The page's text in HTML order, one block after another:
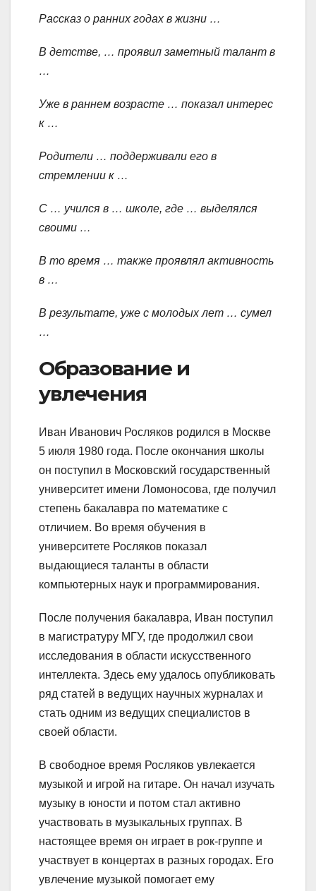
Рассказ о ранних годах в жизни …
В детстве, … проявил заметный талант в
…
Уже в раннем возрасте … показал интерес
к …
Родители … поддерживали его в
стремлении к …
С … учился в … школе, где … выделялся
своими …
В то время … также проявлял активность
в …
В результате, уже с молодых лет … сумел
…
Образование и
увлечения
Иван Иванович Росляков родился в Москве
5 июля 1980 года. После окончания школы
он поступил в Московский государственный
университет имени Ломоносова, где получил
степень бакалавра по математике с
отличием. Во время обучения в
университете Росляков показал
выдающиеся таланты в области
компьютерных наук и программирования.
После получения бакалавра, Иван поступил
в магистратуру МГУ, где продолжил свои
исследования в области искусственного
интеллекта. Здесь ему удалось опубликовать
ряд статей в ведущих научных журналах и
стать одним из ведущих специалистов в
своей области.
В свободное время Росляков увлекается
музыкой и игрой на гитаре. Он начал изучать
музыку в юности и потом стал активно
участвовать в музыкальных группах. В
настоящее время он играет в рок-группе и
участвует в концертах в разных городах. Его
увлечение музыкой помогает ему